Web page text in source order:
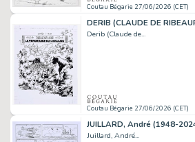
Coutau Bégarie 27/06/2026 (CET)
Derib (Claude de...
Coutau Bégarie 27/06/2026 (CET)
Juillard, André...